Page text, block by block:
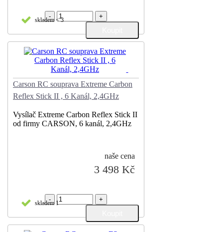
skladem < 3
- +
Carson RC souprava Extreme Carbon
Reflex Stick II , 6 Kanál, 2,4GHz
Vysílač Extreme Carbon Reflex Stick II
od firmy CARSON, 6 kanál, 2,4GHz
naše cena
3 498 Kč
skladem 1
- +